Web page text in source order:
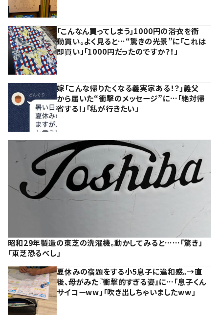
「こんなん買ってしまう」1000円の浴衣を衝
動買い。よく見ると…“驚きの光景”に「これは
即買い」「1000円だったのですか？！」
嫁「こんな帰りたくなる義実家ある！？」義父
から届いた“衝撃のメッセージ”に…「絶対帰
省する！」「私が行きたい」
昭和29年製造の東芝の洗濯機。動かしてみると……「驚き」
「東芝恐るべし」
夏休みの宿題をする小5息子に違和感。→直
後、母がみた『衝撃的すぎる姿』に…「息子くん
サイコーww」「吹き出しちゃいましたww」